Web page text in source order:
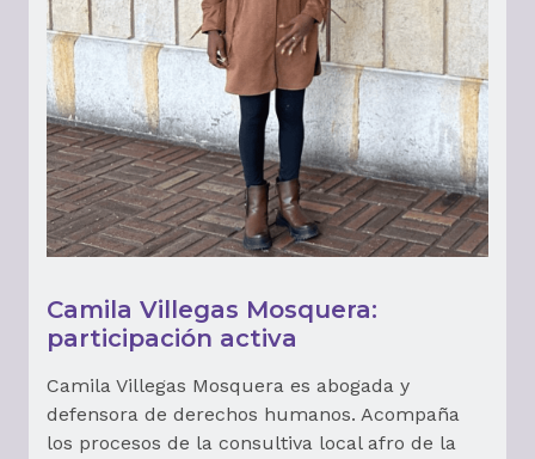
Camila Villegas Mosquera:
participación activa
Camila Villegas Mosquera es abogada y
defensora de derechos humanos. Acompaña
los procesos de la consultiva local afro de la